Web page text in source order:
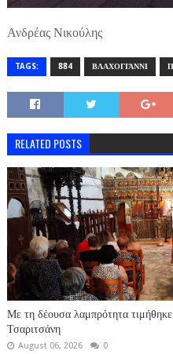
Ανδρέας Νικούλης
TAGS: 884 ΒΛΑΧΟΓΙΆΝΝΙ
RELATED POSTS
Με τη δέουσα λαμπρότητα
Τσαριτσάνη
August 06, 2026 0